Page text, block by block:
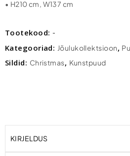
• H210 cm, W137 cm
Tootekood: -
Kategooriad: Jõulukollektsioon,
Sildid: Christmas, Kunstpuud
KIRJELDUS